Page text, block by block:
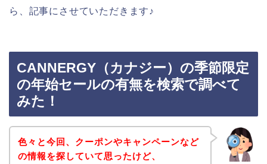
ら、記事にさせていただきます♪
CANNERGY（カナジー）の季節限定
の年始セールの有無を検索で調べて
みた！
色々と今回、クーポンやキャンペーンなど
の情報を探していて思ったけど、